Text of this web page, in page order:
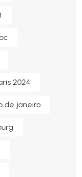
2024
de janeiro